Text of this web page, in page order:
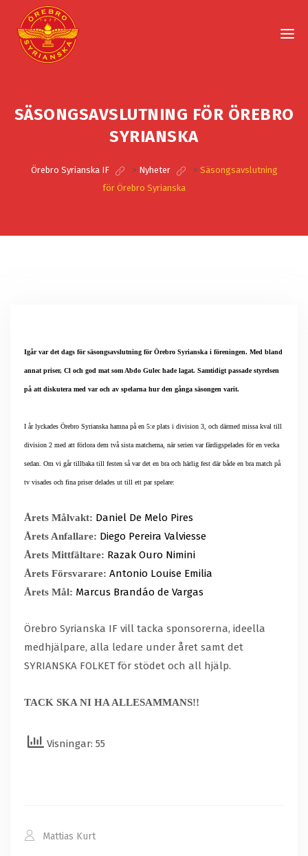
SÄSONGSAVSLUTNING FÖR ÖREBRO
SYRIANSKA
Örebro Syrianska IF > Nyheter > Säsongsavslutning
för Örebro Syrianska
Igår var det dags för säsongsavslutning för Örebro Syrianska i föreningen. Med bland
annat priser, Cl och god mat som Abdo Gulec hade lagat. Samtidigt passade styrelsen
på att diskutera med var och av spelarna hur den gånga säsongen varit.
I år lyckades Örebro Syrianska hamna på en 5:e plats i division 3, och därmed missa kval till
division 2 med att förlora dem två sista matcherna, när serien var färdigspelades för en vecka
sedan. Om vi går tillbaka till festen så var det en bra och härlig fest där både en bra match på
tv visades och fina priser delades ut till ett par spelare:
Årets Målvakt: Daniel De Melo Pires
Årets Anfallare: Diego Pereira Valviesse
Årets Mittfältare: Razak Ouro Nimini
Årets Försvarare: Antonio Louise Emilia
Årets Mål: Marcus Brandáo de Vargas
Örebro Syrianska IF vill tacka sponsorerna, ideella
medhjälpare, alla ledare under året samt det
SYRIANSKA FOLKET för stödet och all hjälp.
TACK SKA NI HA ALLESAMMANS!!
Visningar: 55
Mattias Kurt